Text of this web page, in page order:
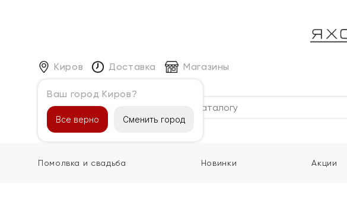
Киров
Ваш город Киров?
Все верно Сменить город
Доставка Магазины
Каталог
Помолвка и свадьба Новинки Акции